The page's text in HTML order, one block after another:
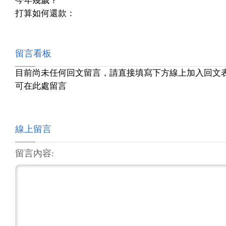
打算如何還款：
留言看板
目前尚未任何回文留言，請直接填寫下方線上加入回文
可在此處留言
線上留言
留言內容: